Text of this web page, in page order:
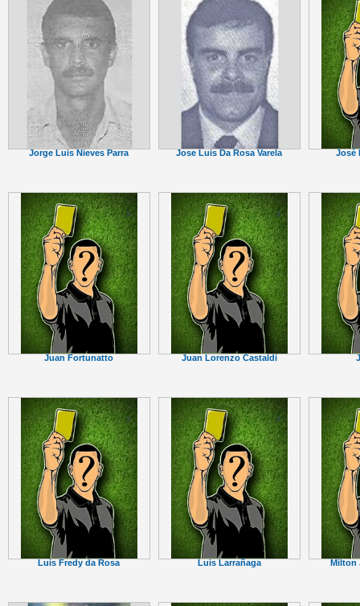
Jorge Luis Nieves Parra Jose Luis Da Rosa Varela José
Juan Fortunatto Juan Lorenzo Castaldi
Luis Fredy da Rosa Luis Larrañaga Milton